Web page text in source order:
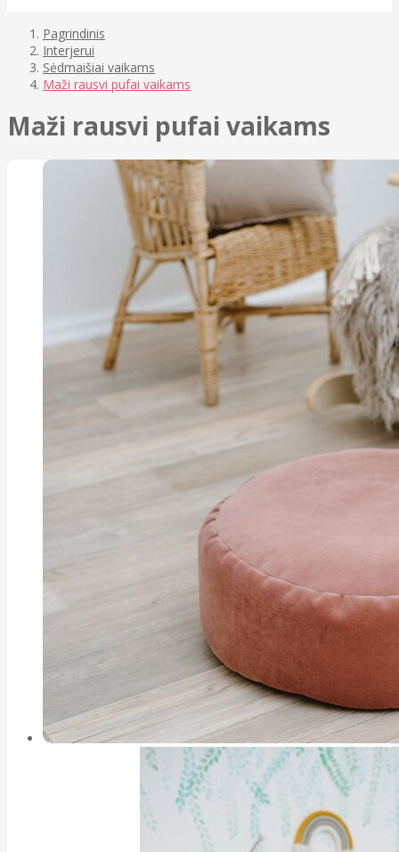
Pagrindinis
Interjerui
Sėdmaišiai vaikams
Maži rausvi pufai vaikams
Maži rausvi pufai vaikams